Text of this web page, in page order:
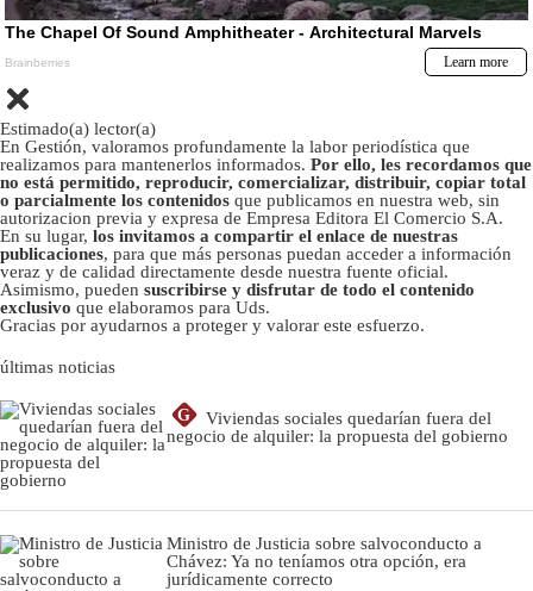
Estimado(a) lector(a)
En Gestión, valoramos profundamente la labor periodística que
realizamos para mantenerlos informados. Por ello, les recordamos que
no está permitido, reproducir, comercializar, distribuir, copiar total
o parcialmente los contenidos que publicamos en nuestra web, sin
autorizacion previa y expresa de Empresa Editora El Comercio S.A.
En su lugar, los invitamos a compartir el enlace de nuestras
publicaciones, para que más personas puedan acceder a información
veraz y de calidad directamente desde nuestra fuente oficial.
Asimismo, pueden suscribirse y disfrutar de todo el contenido
exclusivo que elaboramos para Uds.
Gracias por ayudarnos a proteger y valorar este esfuerzo.
últimas noticias
G
Viviendas sociales quedarían fuera del
negocio de alquiler: la propuesta del gobierno
Ministro de Justicia sobre salvoconducto a
Chávez: Ya no teníamos otra opción, era
jurídicamente correcto